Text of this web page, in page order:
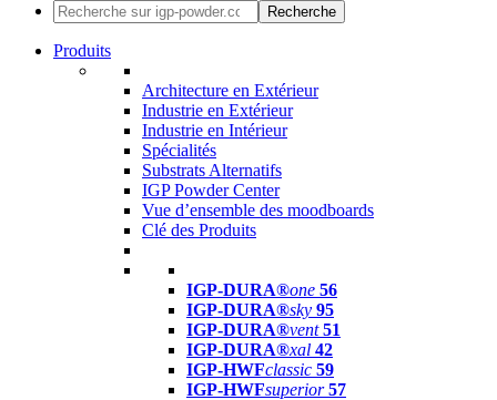
Recherche
Produits
Architecture en Extérieur
Industrie en Extérieur
Industrie en Intérieur
Spécialités
Substrats Alternatifs
IGP Powder Center
Vue d’ensemble des moodboards
Clé des Produits
IGP-DURA®one 56
IGP-DURA®sky 95
IGP-DURA®vent 51
IGP-DURA®xal 42
IGP-HWFclassic 59
IGP-HWFsuperior 57